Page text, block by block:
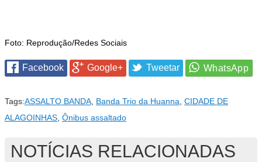
Foto: Reprodução/Redes Sociais
Facebook Google+ Tweetar
Tags:ASSALTO BANDA, Banda Trio da Huanna, CIDADE DE
ALAGOINHAS, Ônibus assaltado
NOTÍCIAS RELACIONADAS